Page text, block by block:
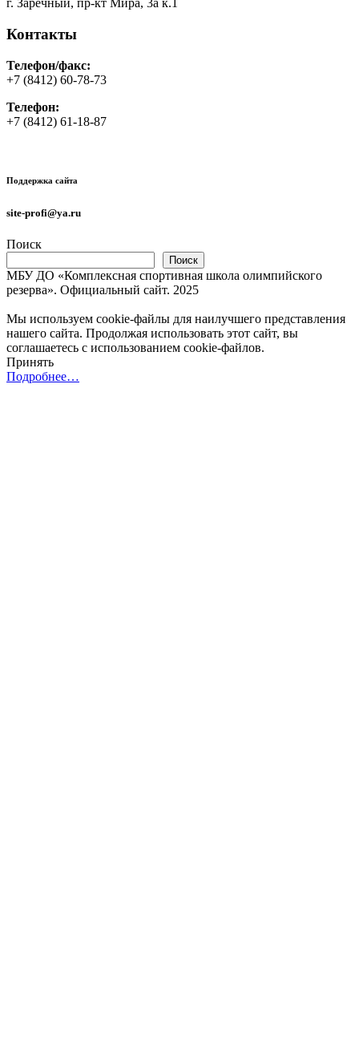
г. Заречный, пр-кт Мира, 3а к.1
Контакты
Телефон/факс:
+7 (8412) 60-78-73
Телефон:
+7 (8412) 61-18-87
Поддержка сайта
site-profi@ya.ru
Поиск
Поиск
МБУ ДО «Комплексная спортивная школа олимпийского
резерва». Официальный сайт. 2025
Мы используем cookie-файлы для наилучшего представления
нашего сайта. Продолжая использовать этот сайт, вы
соглашаетесь с использованием cookie-файлов.
Принять
Подробнее…